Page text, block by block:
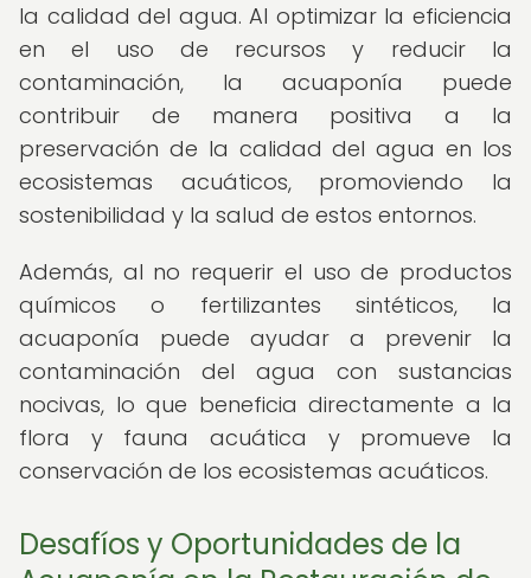
la calidad del agua. Al optimizar la eficiencia
en el uso de recursos y reducir la
contaminación, la acuaponía puede
contribuir de manera positiva a la
preservación de la calidad del agua en los
ecosistemas acuáticos, promoviendo la
sostenibilidad y la salud de estos entornos.
Además, al no requerir el uso de productos
químicos o fertilizantes sintéticos, la
acuaponía puede ayudar a prevenir la
contaminación del agua con sustancias
nocivas, lo que beneficia directamente a la
flora y fauna acuática y promueve la
conservación de los ecosistemas acuáticos.
Desafíos y Oportunidades de la